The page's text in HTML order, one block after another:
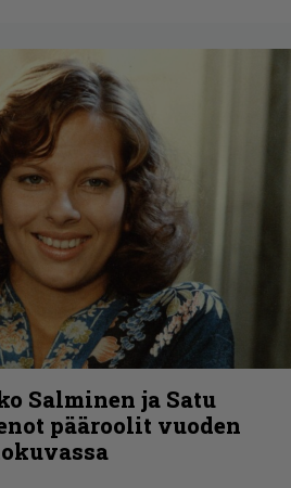
Salminen ja Satu
pääroolit vuoden